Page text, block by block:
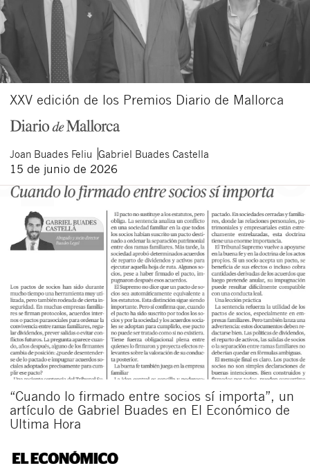
XXV edición de los Premios Diario de Mallorca
Joan Buades Feliu Gabriel Buades Castella
15 de junio de 2026
“Cuando lo firmado entre socios sí importa”, un
artículo de Gabriel Buades en El Económico de
Ultima Hora